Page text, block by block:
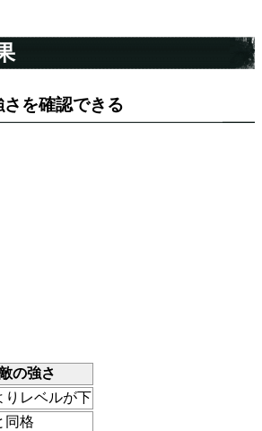
を確認できる
の強さ
りレベルが下
同格